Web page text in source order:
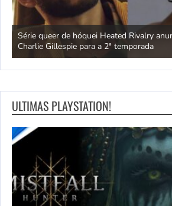
Série queer de hóquei Heated Rivalry
Charlie Gillespie para a 2ª temporada
ULTIMAS PLAYSTATION!